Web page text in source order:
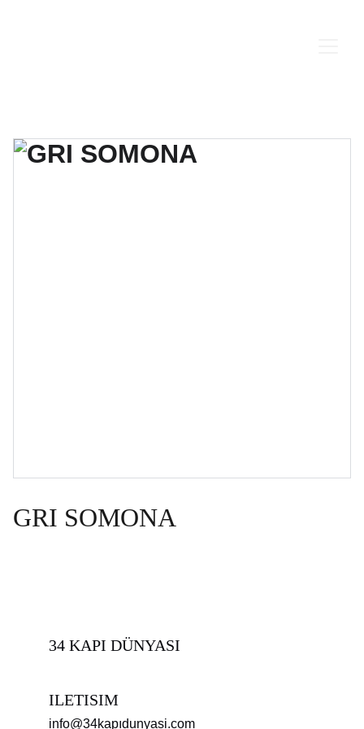
GRI SOMONA
ILETISIM
info@34kapıdunyasi.com
34 KAPI DÜNYASI